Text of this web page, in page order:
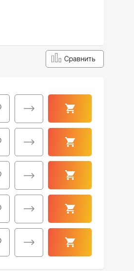
Поможем выбрать
место для монтажа:
В Telegram
В WhatsApp
Сравнить